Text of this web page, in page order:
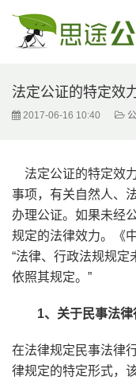
法定公证的特定效
2017-06-16 10:40
法定公证的特定效
事项，有关自然人、
办理公证。如果未经
规定的法律效力。《
“法律、行政法规规定
依照其规定。”
1、关于民事法律
在法律规定民事法律
律规定的特定形式，